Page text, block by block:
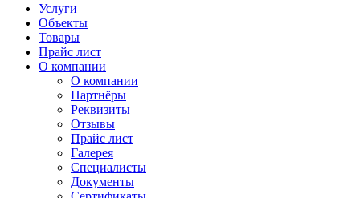
Услуги
Объекты
Товары
Прайс лист
О компании
О компании
Партнёры
Реквизиты
Отзывы
Прайс лист
Галерея
Специалисты
Документы